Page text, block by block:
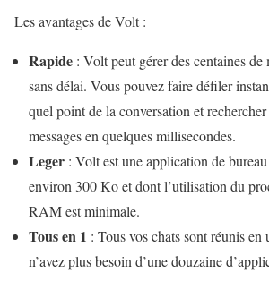
Les avantages de Volt :
Rapide : Volt peut gérer des centaines de
sans délai. Vous pouvez faire défiler
quel point de la conversation et
messages en quelques millisecondes.
Leger : Volt est une application de
environ 300 Ko et dont l’utilisation du
RAM est minimale.
Tous en 1 : Tous vos chats sont réunis
n’avez plus besoin d’une douzaine